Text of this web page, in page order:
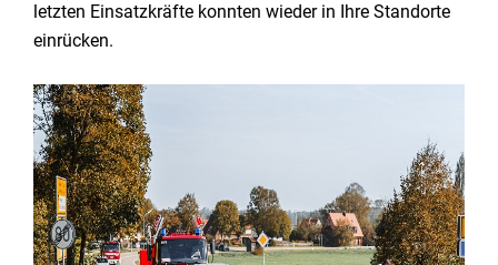
letzten Einsatzkräfte konnten wieder in Ihre Standorte
einrücken.